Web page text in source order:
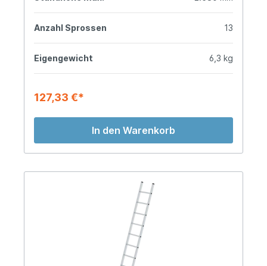
Anzahl Sprossen 13
Eigengewicht 6,3 kg
127,33 €*
In den Warenkorb